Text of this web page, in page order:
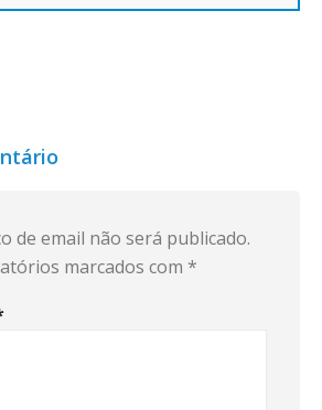
de email não será publicado.
marcados com *